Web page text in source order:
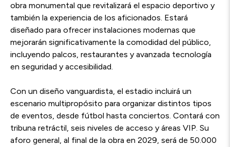
obra monumental que revitalizará el espacio deportivo y
también la experiencia de los aficionados. Estará
diseñado para ofrecer instalaciones modernas que
mejorarán significativamente la comodidad del público,
incluyendo palcos, restaurantes y avanzada tecnología
en seguridad y accesibilidad.
Con un diseño vanguardista, el estadio incluirá un
escenario multipropósito para organizar distintos tipos
de eventos, desde fútbol hasta conciertos. Contará con
tribuna retráctil, seis niveles de acceso y áreas VIP. Su
aforo general, al final de la obra en 2029, será de 50.000